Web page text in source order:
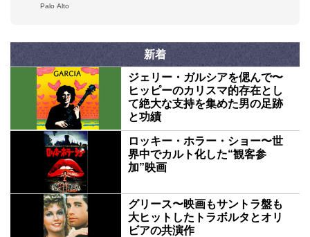
Palo Alto
新着
ジェリー・ガルシアを偲んで〜
ヒッピーのカリスマ的存在とし
て絶大な支持を集めた男の足跡
と功績
ロッキー・ホラー・ショー〜世
界中でカルト化した“観客参
加”映画
グリース〜映画もサントラ盤も
大ヒットしたトラボルタとオリ
ビアの共演作